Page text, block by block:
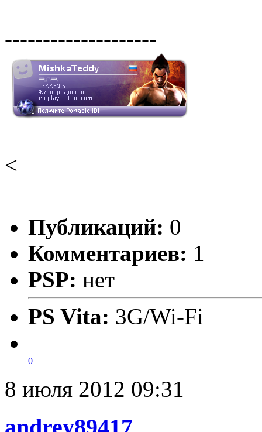
--------------------
<
Публикаций: 0
Комментариев: 1
PSP: нет
PS Vita: 3G/Wi-Fi
0
8 июля 2012 09:31